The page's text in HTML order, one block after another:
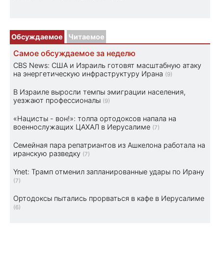
Обсуждаемое Читаемое
Самое обсуждаемое за неделю
CBS News: США и Израиль готовят масштабную атаку
на энергетическую инфраструктуру Ирана (9)
В Израиле выросли темпы эмиграции населения,
уезжают профессионалы (9)
«Нацисты - вон!»: толпа ортодоксов напала на
военнослужащих ЦАХАЛ в Иерусалиме (7)
Семейная пара репатриантов из Ашкелона работала на
иранскую разведку (7)
Ynet: Трамп отменил запланированные удары по Ирану
(7)
Ортодоксы пытались прорваться в кафе в Иерусалиме
(6)